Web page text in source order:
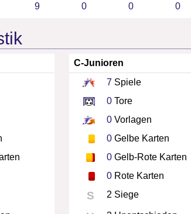
9 0 0 0
C-Junioren
7 Spiele
0Tore
0Vorlagen
0Gelbe Karten
0Gelb-Rote Karten
0Rote Karten
S 2 Siege